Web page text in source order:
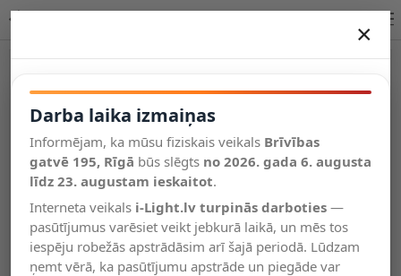
Salīdzināt
Vēlmju
saraksts
Valodas
×
Darba laika izmaiņas
Informējam, ka mūsu fiziskais veikals Brīvības
gatvē 195, Rīgā būs slēgts no 2026. gada 6. augusta
līdz 23. augustam ieskaitot.
Interneta veikals i-Light.lv turpinās darboties —
pasūtījumus varēsiet veikt jebkurā laikā, un mēs tos
iespēju robežās apstrādāsim arī šajā periodā. Lūdzam
ņemt vērā, ka pasūtījumu apstrāde un piegāde var